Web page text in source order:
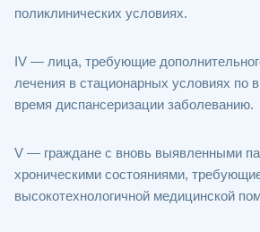
поликлинических условиях.
IV — лица, требующие
лечения в стационарных условиях по
время диспансеризации заболеванию.
V — граждане с вновь выявленными
хроническими состояниями,
высокотехнологичной медицинской